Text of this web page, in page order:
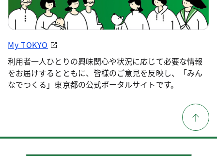
My TOKYO
利用者一人ひとりの興味関心や状況に応じて必要な情報
をお届けするとともに、皆様のご意見を反映し、「みん
なでつくる」東京都の公式ポータルサイトです。